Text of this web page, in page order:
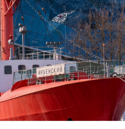
СПЕКТАКЛИ
Любовь и голуби